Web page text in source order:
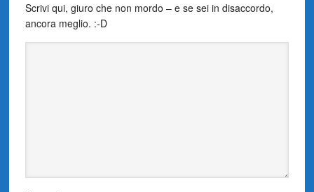
Scrivi qui, giuro che non mordo – e se sei in disaccordo,
ancora meglio. :-D